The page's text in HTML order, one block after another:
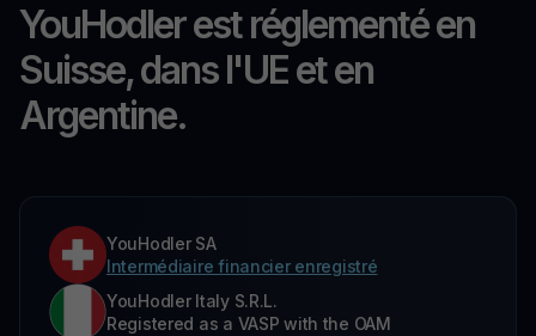
YouHodler est réglementé en
Suisse, dans l'UE et en
Argentine.
YouHodler SA
Intermédiaire financier enregistré
YouHodler Italy S.R.L.
Registered as a VASP with the OAM